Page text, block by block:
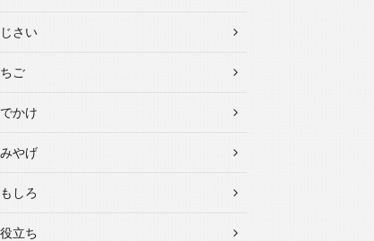
さい
ご
かけ
やげ
しろ
立ち